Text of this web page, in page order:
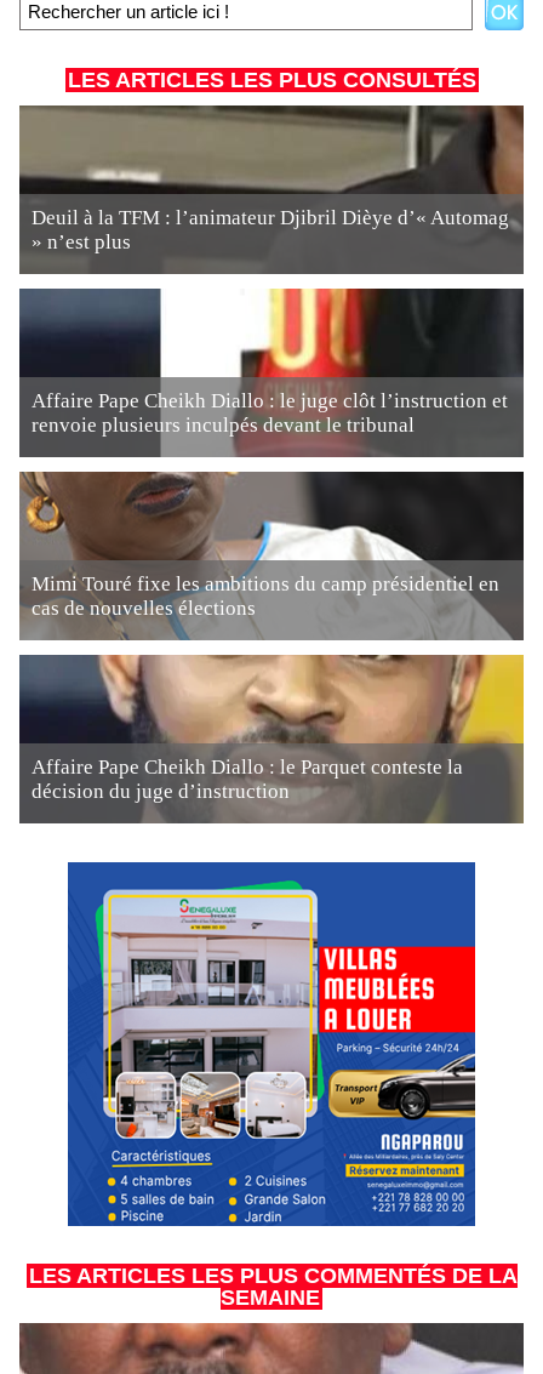
LES ARTICLES LES PLUS CONSULTÉS
Deuil à la TFM : l’animateur Djibril Dièye d’« Automag
» n’est plus
Affaire Pape Cheikh Diallo : le juge clôt l’instruction et
renvoie plusieurs inculpés devant le tribunal
Mimi Touré fixe les ambitions du camp présidentiel en
cas de nouvelles élections
Affaire Pape Cheikh Diallo : le Parquet conteste la
décision du juge d’instruction
LES ARTICLES LES PLUS COMMENTÉS DE LA
SEMAINE